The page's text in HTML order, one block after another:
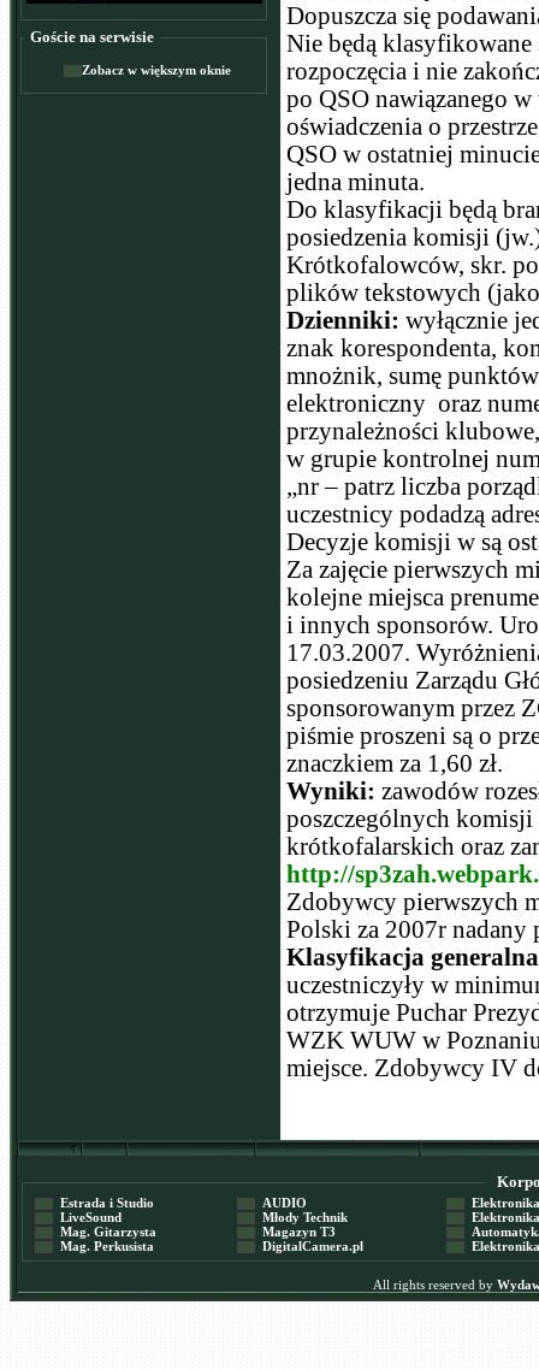
Goście na serwisie
Zobacz w większym oknie
Dopuszcza się
Nie będą klasyfikowane
rozpoczęcia i nie
po QSO nawiązanego
oświadczenia o
QSO w ostatniej
jedna minuta.
Do klasyfikacji będą
posiedzenia komisji
Krótkofalowców, skr.
plików tekstowych
Dzienniki: wyłącznie
znak korespondenta,
mnożnik, sumę
elektroniczny oraz
przynależności
w grupie kontrolnej
„nr – patrz liczba
uczestnicy podadzą
Decyzje komisji w są
Za zajęcie pierwszych
kolejne miejsca
i innych sponsorów.
17.03.2007.
posiedzeniu Zarządu
sponsorowanym przez
piśmie proszeni są o
znaczkiem za 1,60 zł.
Wyniki: zawodów
poszczególnych komisji
krótkofalarskich oraz
http://
Zdobywcy pierwszych
Polski za 2007r nadany
Klasyfikacja
uczestniczyły w
otrzymuje Puchar
WZK WUW w
miejsce. Zdobywcy IV
Estrada i Studio
LiveSound
Mag. Gitarzysta
Mag. Perkusista
AUDIO
Młody Technik
Magazyn T3
DigitalCamera.pl
Elektronika
Elektronika
Automatyka
Elektronika
All rights reserved by